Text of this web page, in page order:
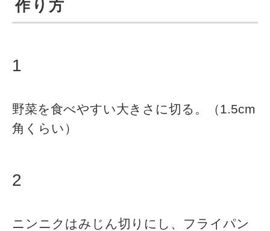
作り方
1
野菜を食べやすい大きさに切る。（1.5cm
角くらい）
2
ニンニクはみじん切りにし、フライパン